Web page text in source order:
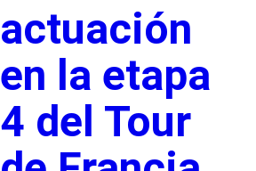
actuación
en la etapa
4 del Tour